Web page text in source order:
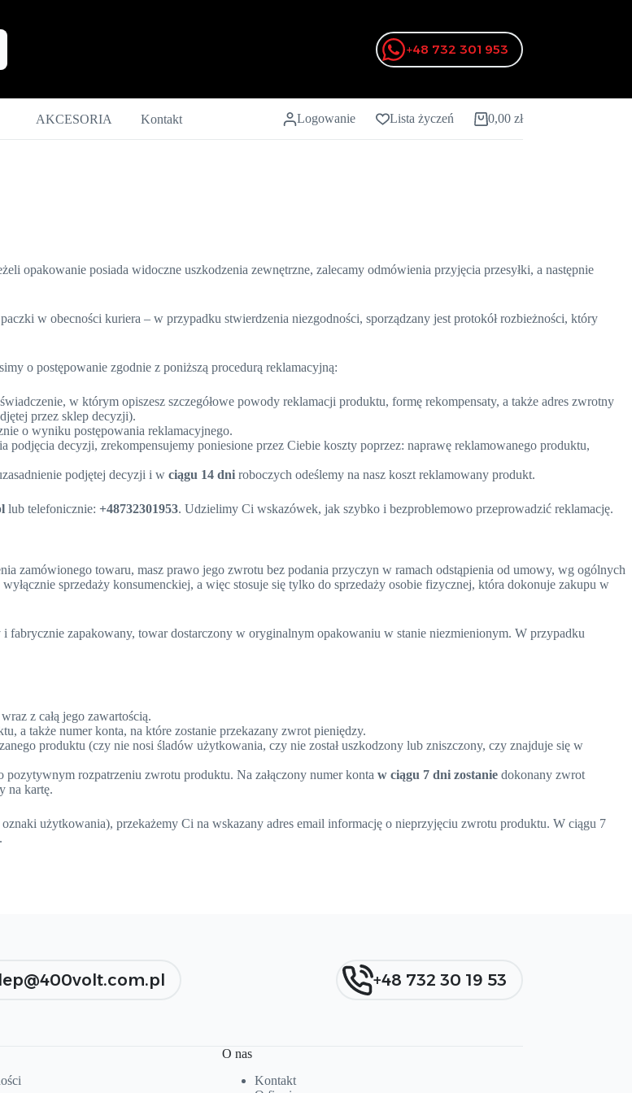
+48 732 301 953
AKCESORIA Kontakt Logowanie Lista życzeń Koszyk
0,00 zł
opakowanie posiada widoczne uszkodzenia zewnętrzne, zalecamy odmówienia przyjęcia przesyłki, a następnie
w obecności kuriera – w przypadku stwierdzenia niezgodności, sporządzany jest protokół rozbieżności, który
o postępowanie zgodnie z poniższą procedurą reklamacyjną:
w którym opiszesz szczegółowe powody reklamacji produktu, formę rekompensaty, a także adres zwrotny
przez sklep decyzji).
o wyniku postępowania reklamacyjnego.
podjęcia decyzji, zrekompensujemy poniesione przez Ciebie koszty poprzez: naprawę reklamowanego produktu,
podjętej decyzji i w ciągu 14 dni roboczych odeślemy na nasz koszt reklamowany produkt.
lub telefonicznie: +48732301953. Udzielimy Ci wskazówek, jak szybko i bezproblemowo przeprowadzić reklamację.
zamówionego towaru, masz prawo jego zwrotu bez podania przyczyn w ramach odstąpienia od umowy, wg ogólnych
sprzedaży konsumenckiej, a więc stosuje się tylko do sprzedaży osobie fizycznej, która dokonuje zakupu w
zapakowany, towar dostarczony w oryginalnym opakowaniu w stanie niezmienionym. W przypadku
z całą jego zawartością.
a także numer konta, na które zostanie przekazany zwrot pieniędzy.
produktu (czy nie nosi śladów użytkowania, czy nie został uszkodzony lub zniszczony, czy znajduje się w
rozpatrzeniu zwrotu produktu. Na załączony numer konta w ciągu 7 dni zostanie dokonany zwrot
na kartę.
użytkowania), przekażemy Ci na wskazany adres email informację o nieprzyjęciu zwrotu produktu. W ciągu 7
+48 732 30 19 53
O nas
Kontakt